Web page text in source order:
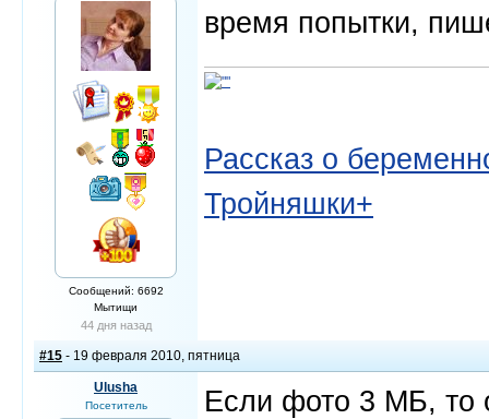
Сообщений: 6692
Мытищи
44 дня назад
время попытки,
Рассказ о
Тройняшки+
#15 - 19 февраля 2010, пятница
Ulusha
Посетитель Если фото 3 МБ, то